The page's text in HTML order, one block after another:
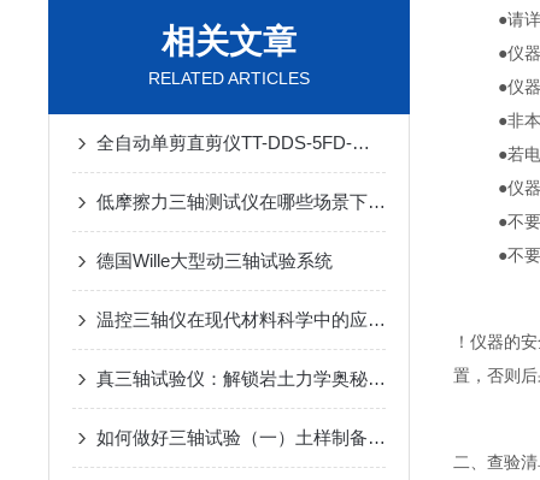
相关文章
RELATED ARTICLES
全自动单剪直剪仪TT-DDS-5FD-苏州拓测仪器设备有限公司
低摩擦力三轴测试仪在哪些场景下应用比较广泛
德国Wille大型动三轴试验系统
温控三轴仪在现代材料科学中的应用与展望
真三轴试验仪：解锁岩土力学奥秘的钥匙
如何做好三轴试验（一）土样制备和安装
●请
●仪
●仪
●非
●若
●仪
●不
●不
！仪器的
置，否则
二、查验